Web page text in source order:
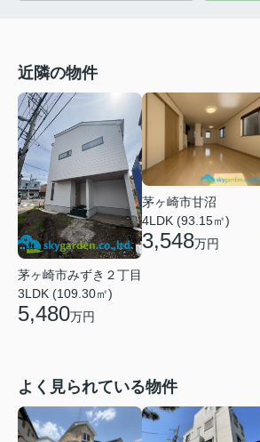
近隣の物件
茅ヶ崎市みずき２丁目
3LDK (109.30㎡)
5,480万円
茅ヶ崎市甘沼
4LDK (93.15㎡)
3,548万円
よく見られている物件